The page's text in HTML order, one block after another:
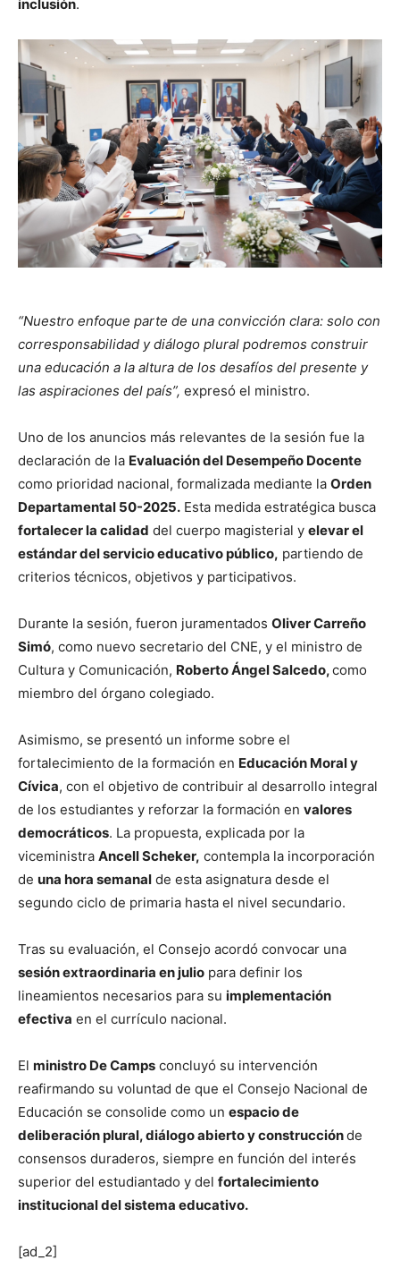
inclusión.
“Nuestro enfoque parte de una convicción clara: solo con
corresponsabilidad y diálogo plural podremos construir
una educación a la altura de los desafíos del presente y
las aspiraciones del país”, expresó el ministro.
Uno de los anuncios más relevantes de la sesión fue la
declaración de la Evaluación del Desempeño Docente
como prioridad nacional, formalizada mediante la Orden
Departamental 50-2025. Esta medida estratégica busca
fortalecer la calidad del cuerpo magisterial y elevar el
estándar del servicio educativo público, partiendo de
criterios técnicos, objetivos y participativos.
Durante la sesión, fueron juramentados Oliver Carreño
Simó, como nuevo secretario del CNE, y el ministro de
Cultura y Comunicación, Roberto Ángel Salcedo,como
miembro del órgano colegiado.
Asimismo, se presentó un informe sobre el
fortalecimiento de la formación en Educación Moral y
Cívica, con el objetivo de contribuir al desarrollo integral
de los estudiantes y reforzar la formación en valores
democráticos. La propuesta, explicada por la
viceministra Ancell Scheker, contempla la incorporación
de una hora semanal de esta asignatura desde el
segundo ciclo de primaria hasta el nivel secundario.
Tras su evaluación, el Consejo acordó convocar una
sesión extraordinaria en julio para definir los
lineamientos necesarios para su implementación
efectiva en el currículo nacional.
El ministro De Camps concluyó su intervención
reafirmando su voluntad de que el Consejo Nacional de
Educación se consolide como un espacio de
deliberación plural, diálogo abierto y construcciónde
consensos duraderos, siempre en función del interés
superior del estudiantado y del fortalecimiento
institucional del sistema educativo.
[ad_2]